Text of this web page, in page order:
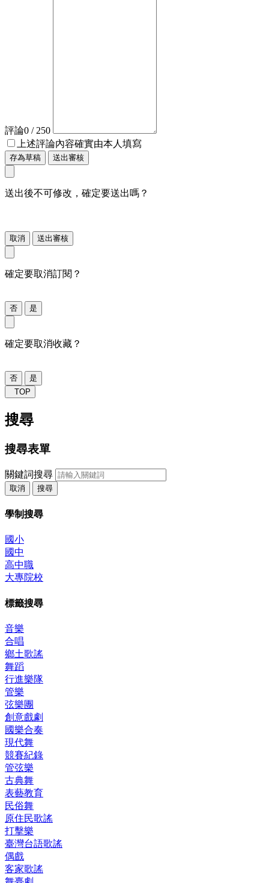
評論0 / 250
上述評論內容確實由本人填寫
存為草稿 送出審核
送出後不可修改，確定要送出嗎？
取消 送出審核
確定要取消訂閱？
否 是
確定要取消收藏？
否
是
TOP
搜尋
搜尋表單
關鍵詞搜尋
取消 搜尋
學制搜尋
國小
國中
高中職
大專院校
標籤搜尋
音樂
合唱
鄉土歌謠
舞蹈
行進樂隊
管樂
弦樂團
創意戲劇
國樂合奏
現代舞
競賽紀錄
管弦樂
古典舞
表藝教育
民俗舞
原住民歌謠
打擊樂
臺灣台語歌謠
偶戲
客家歌謠